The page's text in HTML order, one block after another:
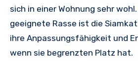
sich in einer Wohnung sehr
geeignete Rasse ist die
ihre Anpassungsfähigkeit und
wenn sie begrenzten Platz hat.